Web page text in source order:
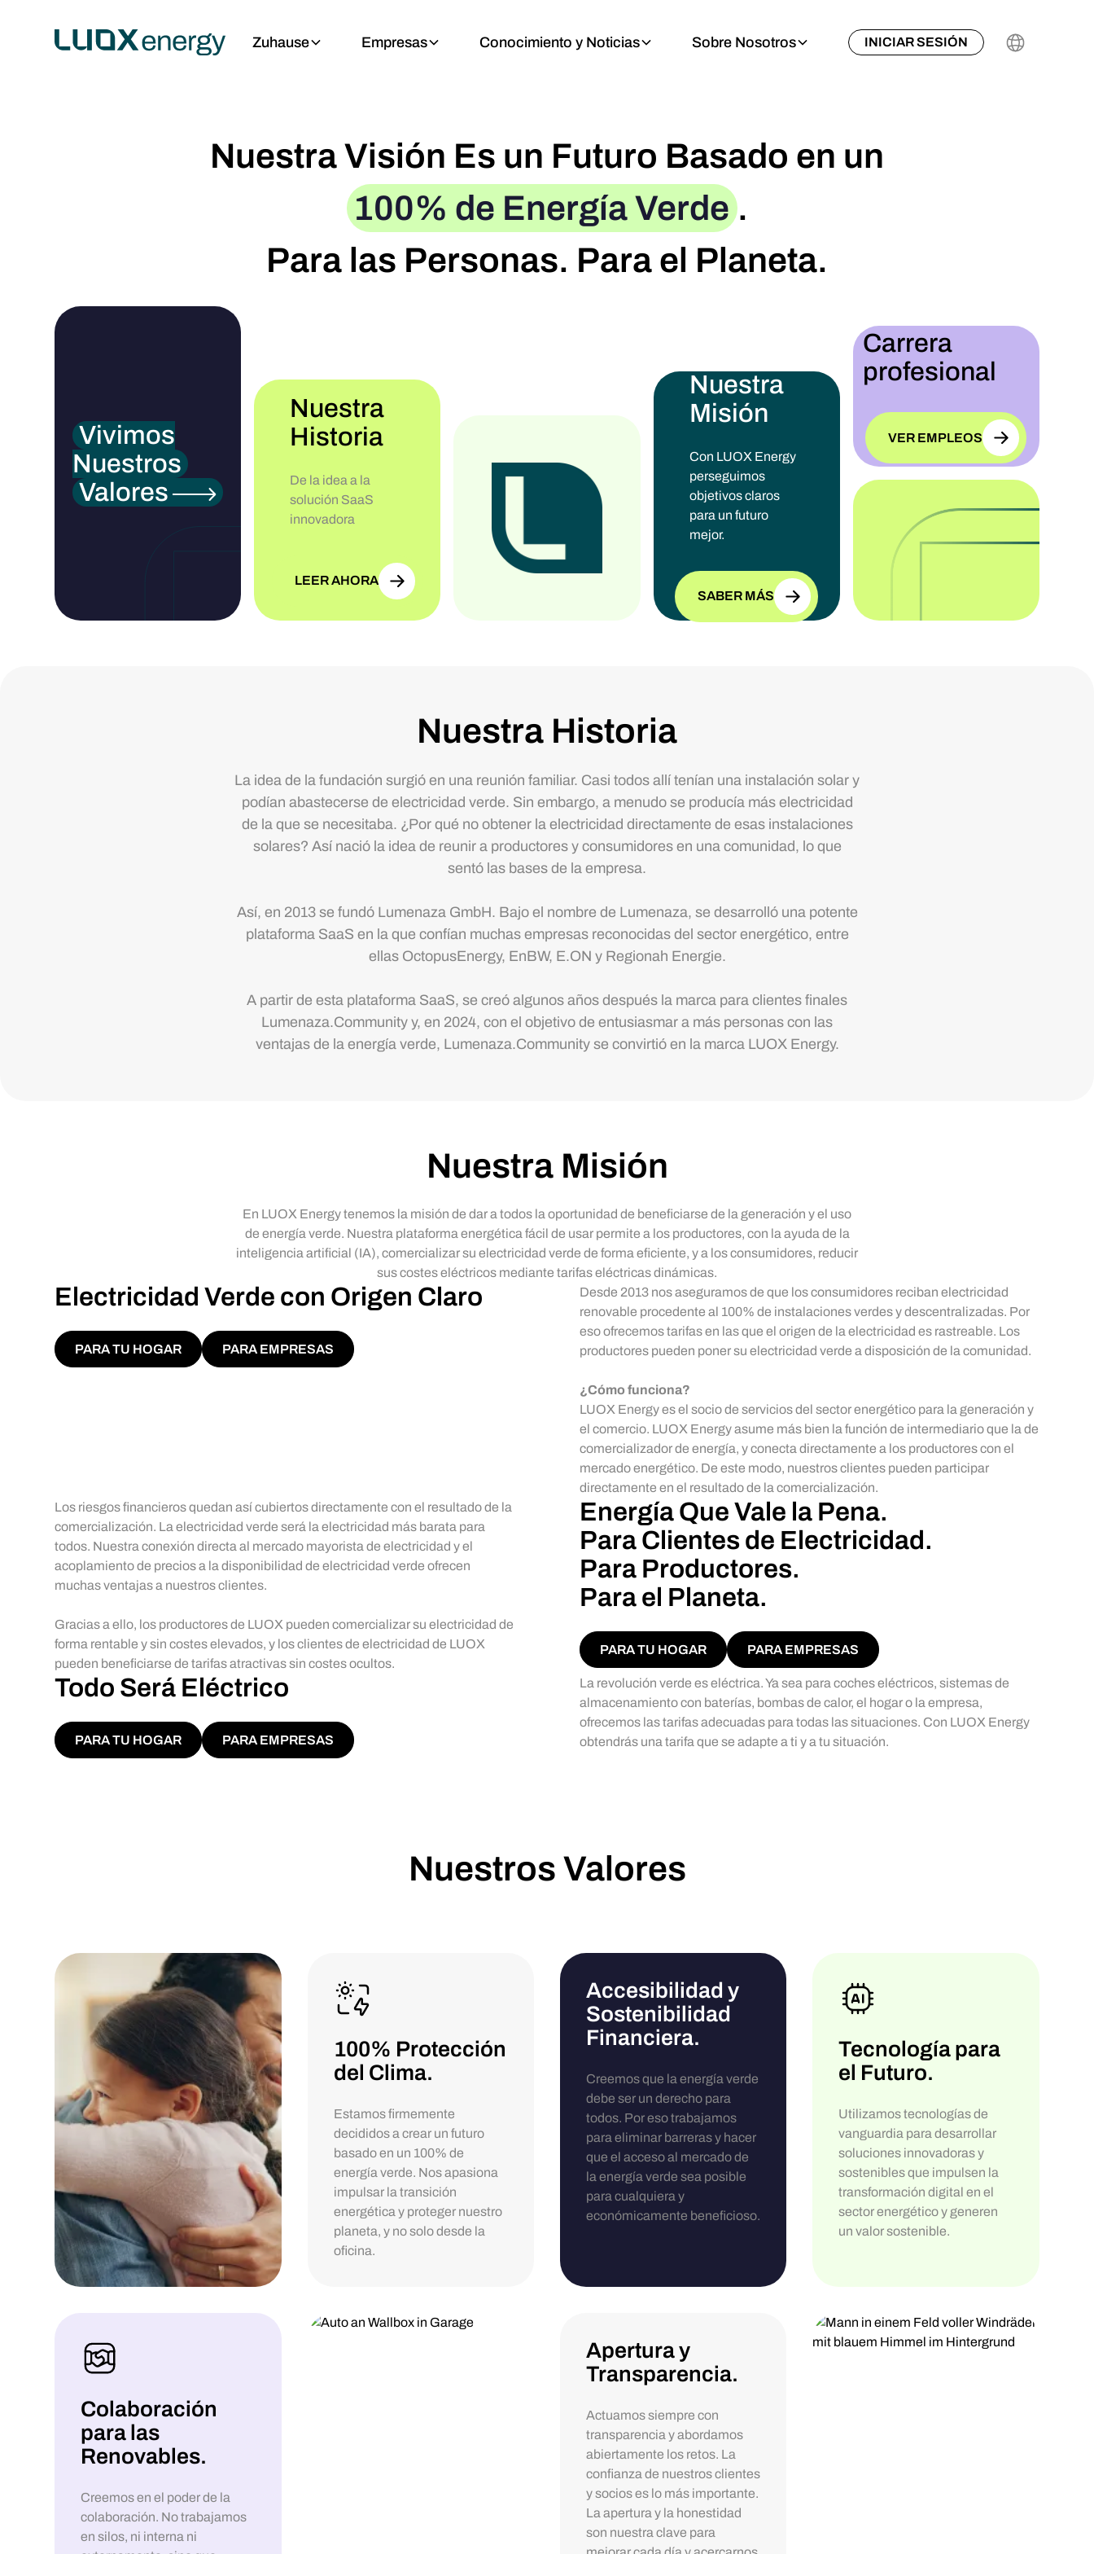
Zuhause Empresas Conocimiento y Noticias Sobre Nosotros INICIAR SESIÓN
Nuestra Visión Es un Futuro Basado en un
100% de Energía Verde .
Para las Personas. Para el Planeta.
Vivimos
Nuestros
Valores
Nuestra
Historia
De la idea a la
solución SaaS
innovadora
LEER AHORA
Nuestra
Misión
Con LUOX Energy
perseguimos
objetivos claros
para un futuro
mejor.
SABER MÁS
Carrera
profesional
VER EMPLEOS
Nuestra Historia
La idea de la fundación surgió en una reunión familiar. Casi todos allí tenían una instalación solar y
podían abastecerse de electricidad verde. Sin embargo, a menudo se producía más electricidad
de la que se necesitaba. ¿Por qué no obtener la electricidad directamente de esas instalaciones
solares? Así nació la idea de reunir a productores y consumidores en una comunidad, lo que
sentó las bases de la empresa.
Así, en 2013 se fundó Lumenaza GmbH. Bajo el nombre de Lumenaza, se desarrolló una potente
plataforma SaaS en la que confían muchas empresas reconocidas del sector energético, entre
ellas OctopusEnergy, EnBW, E.ON y Regionah Energie.
A partir de esta plataforma SaaS, se creó algunos años después la marca para clientes finales
Lumenaza.Community y, en 2024, con el objetivo de entusiasmar a más personas con las
ventajas de la energía verde, Lumenaza.Community se convirtió en la marca LUOX Energy.
Nuestra Misión
En LUOX Energy tenemos la misión de dar a todos la oportunidad de beneficiarse de la generación y el uso
de energía verde. Nuestra plataforma energética fácil de usar permite a los productores, con la ayuda de la
inteligencia artificial (IA), comercializar su electricidad verde de forma eficiente, y a los consumidores, reducir
sus costes eléctricos mediante tarifas eléctricas dinámicas.
Electricidad Verde con Origen Claro
PARA TU HOGAR PARA EMPRESAS
Desde 2013 nos aseguramos de que los consumidores reciban electricidad
renovable procedente al 100% de instalaciones verdes y descentralizadas. Por
eso ofrecemos tarifas en las que el origen de la electricidad es rastreable. Los
productores pueden poner su electricidad verde a disposición de la comunidad.
¿Cómo funciona?
LUOX Energy es el socio de servicios del sector energético para la generación y
el comercio. LUOX Energy asume más bien la función de intermediario que la de
comercializador de energía, y conecta directamente a los productores con el
mercado energético. De este modo, nuestros clientes pueden participar
directamente en el resultado de la comercialización.
Los riesgos financieros quedan así cubiertos directamente con el resultado de la
comercialización. La electricidad verde será la electricidad más barata para
todos. Nuestra conexión directa al mercado mayorista de electricidad y el
acoplamiento de precios a la disponibilidad de electricidad verde ofrecen
muchas ventajas a nuestros clientes.
Gracias a ello, los productores de LUOX pueden comercializar su electricidad de
forma rentable y sin costes elevados, y los clientes de electricidad de LUOX
pueden beneficiarse de tarifas atractivas sin costes ocultos.
Energía Que Vale la Pena.
Para Clientes de Electricidad.
Para Productores.
Para el Planeta.
PARA TU HOGAR PARA EMPRESAS
Todo Será Eléctrico
PARA TU HOGAR PARA EMPRESAS
La revolución verde es eléctrica. Ya sea para coches eléctricos, sistemas de
almacenamiento con baterías, bombas de calor, el hogar o la empresa,
ofrecemos las tarifas adecuadas para todas las situaciones. Con LUOX Energy
obtendrás una tarifa que se adapte a ti y a tu situación.
Nuestros Valores
100% Protección
del Clima.
Estamos firmemente
decididos a crear un futuro
basado en un 100% de
energía verde. Nos apasiona
impulsar la transición
energética y proteger nuestro
planeta, y no solo desde la
oficina.
Accesibilidad y
Sostenibilidad
Financiera.
Creemos que la energía verde
debe ser un derecho para
todos. Por eso trabajamos
para eliminar barreras y hacer
que el acceso al mercado de
la energía verde sea posible
para cualquiera y
económicamente beneficioso.
Tecnología para
el Futuro.
Utilizamos tecnologías de
vanguardia para desarrollar
soluciones innovadoras y
sostenibles que impulsen la
transformación digital en el
sector energético y generen
un valor sostenible.
Colaboración
para las
Renovables.
Creemos en el poder de la
colaboración. No trabajamos
en silos, ni interna ni
Apertura y
Transparencia.
Actuamos siempre con
transparencia y abordamos
abiertamente los retos. La
confianza de nuestros clientes
y socios es lo más importante.
La apertura y la honestidad
son nuestra clave para